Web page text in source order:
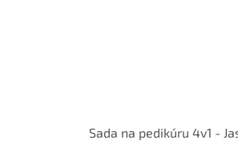
Sada na pedikúru 4v1 -